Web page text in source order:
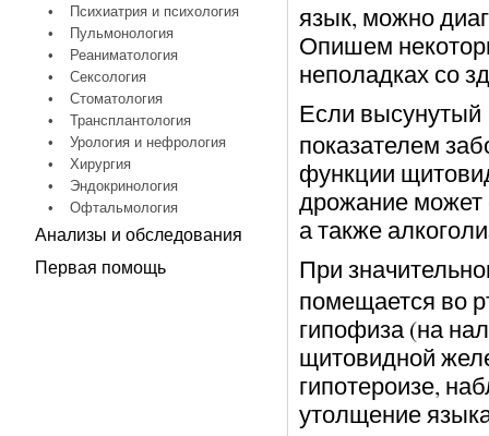
•
Психиатрия и психология
•
Пульмонология
•
Реаниматология
•
Сексология
•
Стоматология
•
Трансплантология
•
Урология и нефрология
•
Хирургия
•
Эндокринология
•
Офтальмология
Анализы и обследования
Первая помощь
язык, можно
Опишем
неполадках со
Если
показателем
функции
дрожание может
а также
При
помещается во
гипофиза (на
щитовидной
гипотероизе,
утолщение